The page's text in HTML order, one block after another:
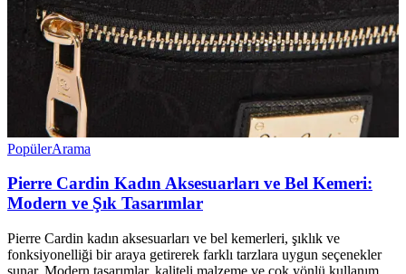
PopülerArama
Pierre Cardin Kadın Aksesuarları ve Bel Kemeri:
Modern ve Şık Tasarımlar
Pierre Cardin kadın aksesuarları ve bel kemerleri, şıklık ve
fonksiyonelliği bir araya getirerek farklı tarzlara uygun seçenekler